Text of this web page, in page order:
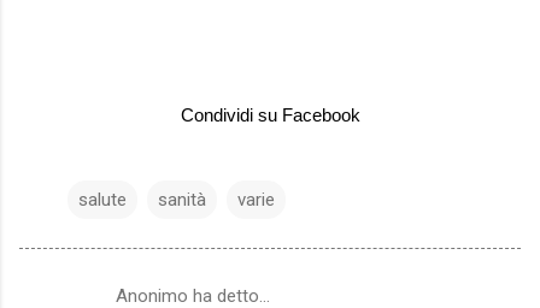
Condividi su Facebook
salute sanità varie
Anonimo ha detto…